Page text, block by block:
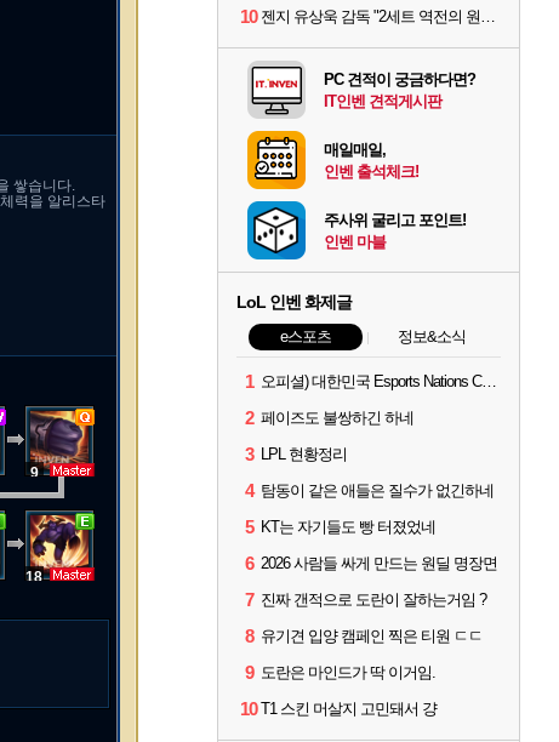
쌓습니다.
력을 알리스타
9
18
10 젠지 유상욱 감독 "2세트 역전의 원인...너무 급했다"
PC 견적이 궁금하다면?
IT인벤 견적게시판
매일매일,
인벤 출석체크!
주사위 굴리고 포인트!
인벤 마블
LoL 인벤 화제글
e스포츠 정보&소식
1 오피셜) 대한민국 Esports Nations Cup 2026 국가대표 명단 모두 확정
2 페이즈도 불쌍하긴 하네
3 LPL 현황정리
4 탐동이 같은 애들은 질수가 없긴하네
5 KT는 자기들도 빵 터졌었네
6 2026 사람들 싸게 만드는 원딜 명장면
7 진짜 갠적으로 도란이 잘하는거임 ?
8 유기견 입양 캠페인 찍은 티원 ㄷㄷ
9 도란은 마인드가 딱 이거임.
10 T1 스킨 머살지 고민돼서 걍